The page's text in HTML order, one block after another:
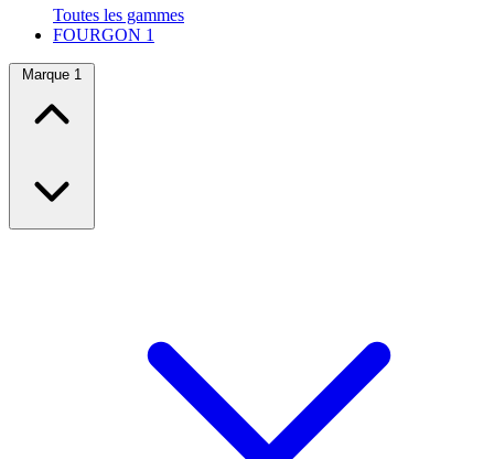
Toutes les gammes
FOURGON 1
Marque 1